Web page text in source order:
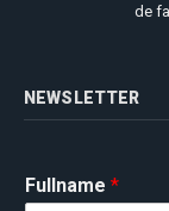
de
NEWSLETTER
Fullname *